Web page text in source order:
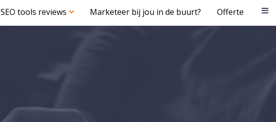
SEO tools reviews Marketeer bij jou in de buurt? Offerte